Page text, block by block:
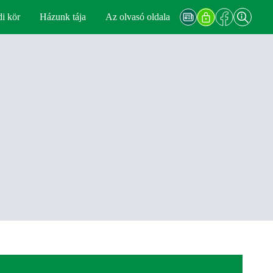
kör Házunk tája Az olvasó oldala